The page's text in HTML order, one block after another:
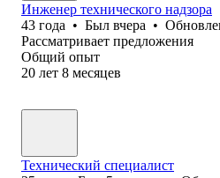
Инженер технического надзора
43 года • Был вчера •
Рассматривает предложения
Общий опыт
20 лет 8 месяцев
Технический специалист